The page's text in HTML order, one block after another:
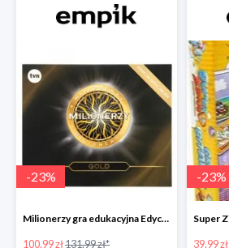
-23%
Milionerzy gra edukacyjna Edycja Gold w super cenie w Empiku Premium
100.99 zł131.99 zł*
-23%
39.99 zł